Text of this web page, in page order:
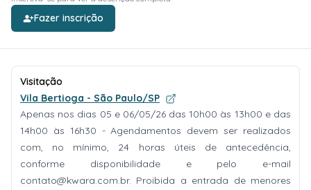
Fazer inscrição
Visitação
Vila Bertioga - São Paulo/SP
Apenas nos dias 05 e 06/05/26 das 10h00 às 13h00 e das
14h00 às 16h30 - Agendamentos devem ser realizados
com, no mínimo, 24 horas úteis de antecedência,
conforme disponibilidade e pelo e-mail
contato@kwara.com.br. Proibida a entrada de menores